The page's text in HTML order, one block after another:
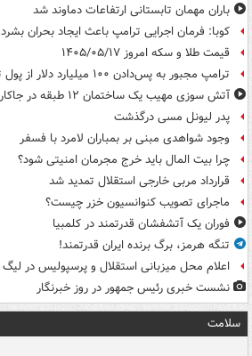
باران مهمان تابستانی ارتفاعات دماوند شد
کوبا: فرمان اجرایی ترامپ باعث ایجاد بحران
قیمت طلا و سکه امروز ۱۴۰۵/۰۵/۱۷
ترامپ مجبور به پس‌دادن ۱۰۰ میلیارد دلار از پول تعرفه‌ها شد
آتش سوزی مهیب یک ساختمان ۱۲ طبقه در جاکارتا
پدر لیونل مسی درگذشت
وجود شواهدی مبنی بر بمباران لامرد با فسفر
چرا بیت المال باید خرج مجرمان امنیتی شود؟
قرارداد مربی خارجی استقلال تمدید شد
ماجرای تصویب کنوانسیون خزر چیست؟
فوران یک آتشفشان قدرتمند در کلمبیا
تنگه هرمز، برگ برنده ایران قدرتمند!
اعلام محل میزبانی استقلال و پرسپولیس در لیگ
نشست خبری رئیس جمهور در روز خبرنگار
سلامت